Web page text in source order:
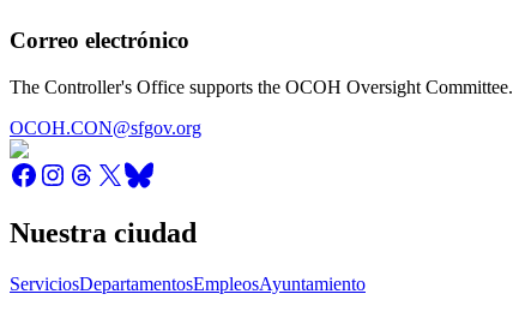
Correo electrónico
The Controller's Office supports the OCOH Oversight Committee.
OCOH.CON@sfgov.org
Nuestra ciudad
ServiciosDepartamentosEmpleosAyuntamiento